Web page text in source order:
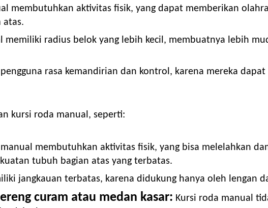
membutuhkan aktivitas fisik, yang dapat memberikan
atas.
memiliki radius belok yang lebih kecil, membuatnya lebih
rasa kemandirian dan kontrol, karena mereka
kursi roda manual, seperti:
membutuhkan aktivitas fisik, yang bisa melelahkan
tubuh bagian atas yang terbatas.
jangkauan terbatas, karena didukung hanya oleh lengan
curam atau medan kasar: Kursi roda manual